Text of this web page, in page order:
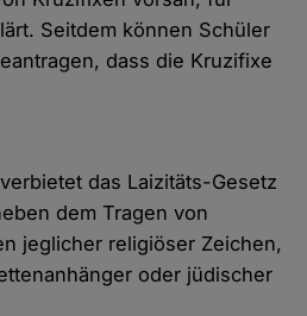
Seitdem können Schüler
dass die Kruzifixe
das Laizitäts-Gesetz
dem Tragen von
jeglicher religiöser Zeichen,
oder jüdischer